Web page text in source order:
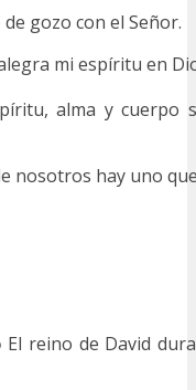
gozo con el Señor.
mi espíritu en
alma y cuerpo
nosotros hay uno
El reino de David